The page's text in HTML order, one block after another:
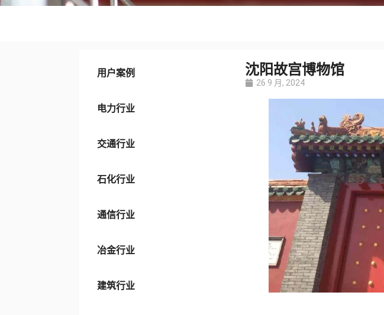
用户案例
电力行业
交通行业
石化行业
通信行业
冶金行业
建筑行业
沈阳故宫博物馆
26 9 月, 2024